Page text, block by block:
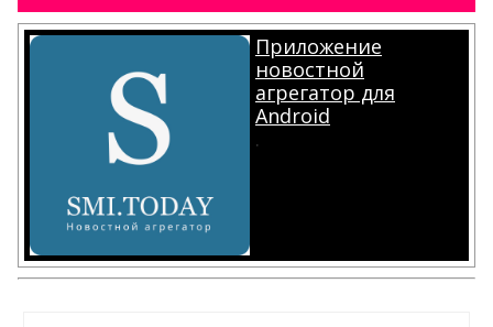
Приложение
новостной
агрегатор для
Android
.